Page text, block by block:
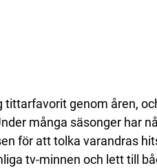
tittarfavorit genom åren,
många säsonger har
för att tolka varandras
tv-minnen och lett till